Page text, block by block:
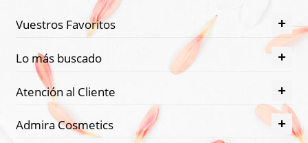
Vuestros Favoritos
Lo más buscado
Atención al Cliente
Admira Cosmetics